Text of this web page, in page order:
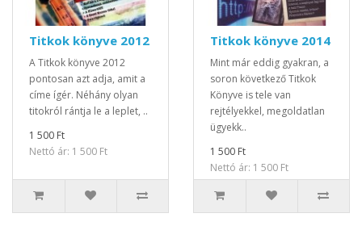
Titkok könyve 2012
A Titkok könyve 2012
pontosan azt adja, amit a
címe ígér. Néhány olyan
titokról rántja le a leplet, ..
1 500 Ft
Nettó ár: 1 500 Ft
Titkok könyve 2014
Mint már eddig gyakran, a
soron következő Titkok
Könyve is tele van
rejtélyekkel, megoldatlan
ügyekk..
1 500 Ft
Nettó ár: 1 500 Ft